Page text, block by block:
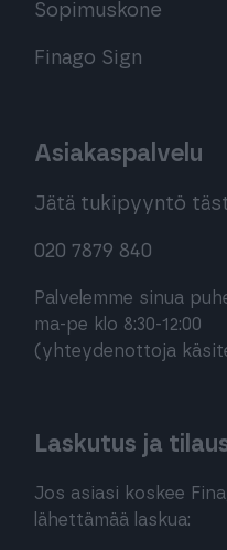
Sopimuskone
Finago Sign
Asiakaspalvelu
Jätä tukipyyntö
020 7879 840
Palvelemme sinua
ma-pe klo 8:30-12:00
(yhteydenottoja
Laskutus ja
Jos asiasi koskee
lähettämää laskua: